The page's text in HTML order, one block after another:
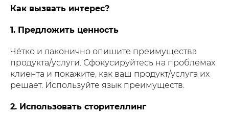
Как вызвать интерес?
1. Предложить ценность
Чётко и лаконично опишите преимущества
продукта/услуги. Сфокусируйтесь на проблемах
клиента и покажите, как ваш продукт/услуга их
решает. Используйте язык преимуществ.
2. Использовать сторителлинг